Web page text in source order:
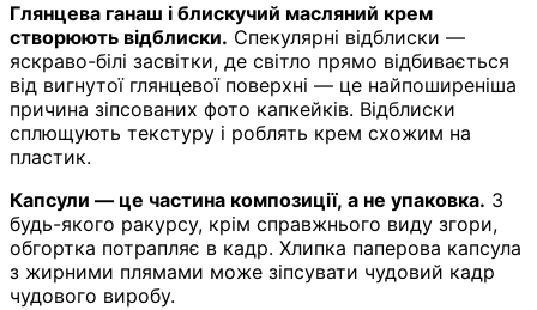
Глянцева ганаш і блискучий масляний крем
створюють відблиски. Спекулярні відблиски —
яскраво-білі засвітки, де світло прямо відбивається
від вигнутої глянцевої поверхні — це найпоширеніша
причина зіпсованих фото капкейків. Відблиски
сплющують текстуру і роблять крем схожим на
пластик.
Капсули — це частина композиції, а не упаковка. З
будь-якого ракурсу, крім справжнього виду згори,
обгортка потрапляє в кадр. Хлипка паперова капсула
з жирними плямами може зіпсувати чудовий кадр
чудового виробу.